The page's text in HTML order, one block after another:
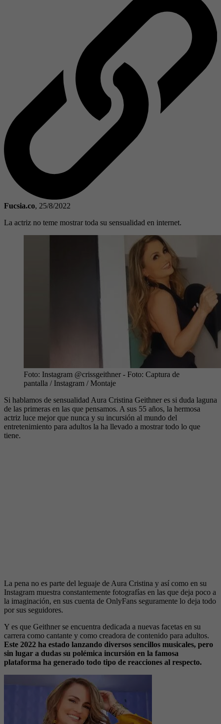
Fucsia.co, 25/8/2022
La actriz no teme mostrar toda su sensualidad en internet.
Foto: Instagram @crissgeithner - Foto: Captura de
pantalla / Instagram / Montaje
Si hablamos de sensualidad Aura Cristina Geithner es si duda laguna
de las primeras en las que pensamos. A sus 55 años, la hermosa
actriz luce mejor que nunca y su incursión al mundo del
entretenimiento para adultos la ha llevado a mostrar todo lo que
tiene.
La pena no es parte del leguaje de Aura Cristina y así como en su
Instagram muestra constantemente fotografías en las que deja poco a
la imaginación, en sus cuenta de OnlyFans seguramente lo deja todo
por sus seguidores.
Y es que Geithner se encuentra dedicada a nuevas facetas en su
carrera como cantante y como creadora de contenido para adultos.
Este 2022 ha estado lanzando diversos sencillos musicales, pero
sin lugar a dudas su polémica incursión en la famosa
plataforma ha generado todo tipo de reacciones al respecto.